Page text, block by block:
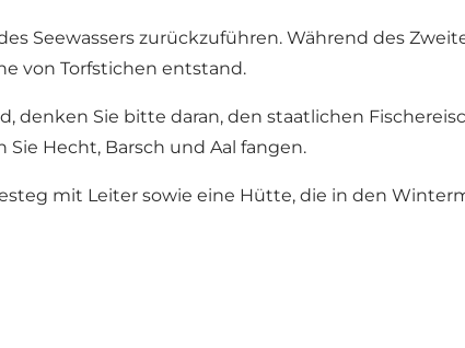
Seewassers zurückzuführen. Während des
von Torfstichen entstand.
denken Sie bitte daran, den staatlichen
Hecht, Barsch und Aal fangen.
mit Leiter sowie eine Hütte, die in den